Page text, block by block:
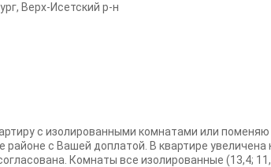
, Верх-Исетский р-н
с изолированными комнатами или поменяю
с Вашей доплатой. В квартире увеличена
Комнаты все изолированные (13,4;